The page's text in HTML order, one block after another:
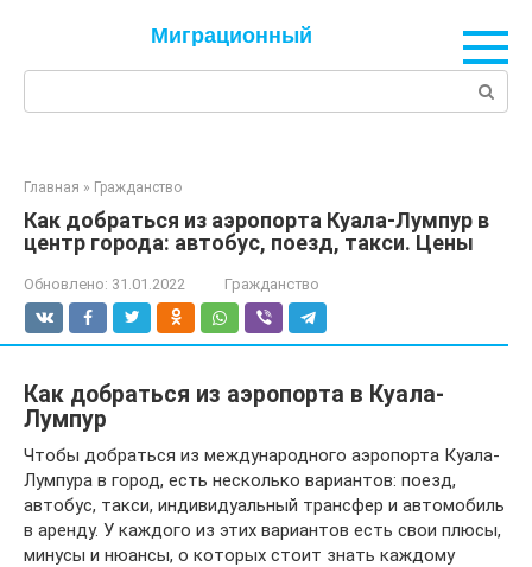
Миграционный
Главная » Гражданство
Как добраться из аэропорта Куала-Лумпур в
центр города: автобус, поезд, такси. Цены
Обновлено: 31.01.2022 Гражданство
Как добраться из аэропорта в Куала-
Лумпур
Чтобы добраться из международного аэропорта Куала-
Лумпура в город, есть несколько вариантов: поезд,
автобус, такси, индивидуальный трансфер и автомобиль
в аренду. У каждого из этих вариантов есть свои плюсы,
минусы и нюансы, о которых стоит знать каждому